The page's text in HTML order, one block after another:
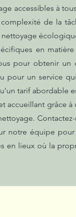
accessibles à
de la
en
pour obtenir un
pour un service
tarif abordable
accueillant grâce
notre équipe
en lieux où la